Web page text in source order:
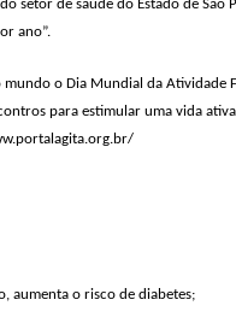
setor de saúde do Estado de São
ano”.
o Dia Mundial da Atividade
para estimular uma vida
aumenta o risco de diabetes;